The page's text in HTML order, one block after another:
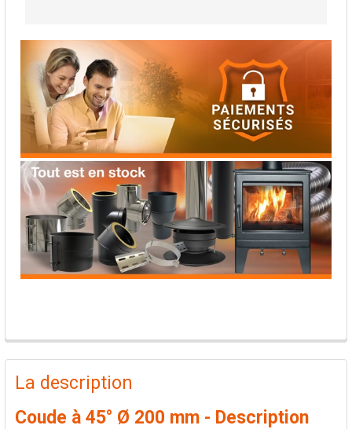
PRODUITS
FRÉQUEMMENT
ACHETÉS
La description
Coude à 45° Ø 200 mm - Description